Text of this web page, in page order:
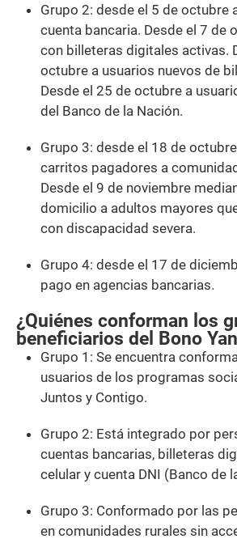
Grupo 2: desde el 5 de octubre
cuenta bancaria. Desde el 7 de
con billeteras digitales activas.
octubre a usuarios nuevos de
Desde el 25 de octubre a
del Banco de la Nación.
Grupo 3: desde el 18 de
carritos pagadores a
Desde el 9 de noviembre
domicilio a adultos mayores
con discapacidad severa.
Grupo 4: desde el 17 de
pago en agencias bancarias.
¿Quiénes conforman los
beneficiarios del Bono
Grupo 1: Se encuentra
usuarios de los programas
Juntos y Contigo.
Grupo 2: Está integrado por
cuentas bancarias, billeteras
celular y cuenta DNI (Banco de
Grupo 3: Conformado por las
en comunidades rurales sin